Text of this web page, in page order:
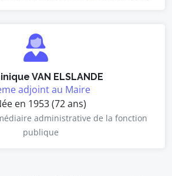
VAN ELSLANDE
adjoint au Maire
en 1953 (72 ans)
administrative de la fonction
publique